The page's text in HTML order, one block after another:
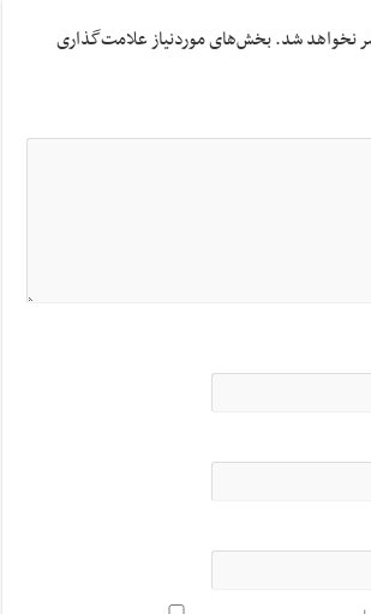
نخواهد شد.بخش‌های موردنیاز علامت‌گذاری